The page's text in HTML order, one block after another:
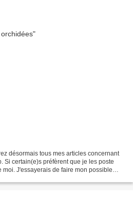
désormais tous mes articles concernant
J'essayerais de faire mon possible